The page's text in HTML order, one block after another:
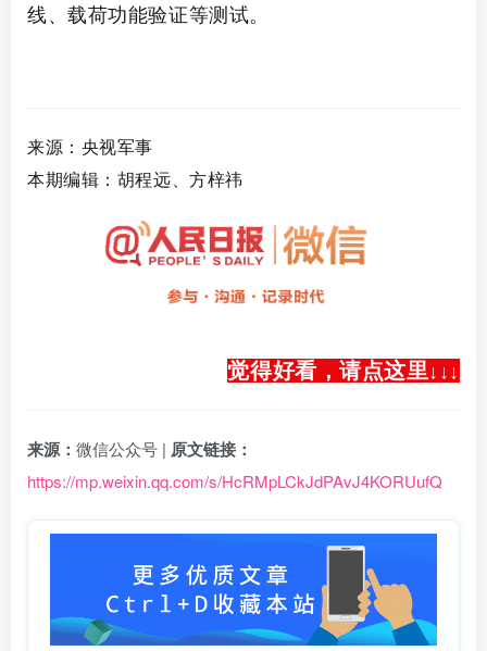
线、载荷功能验证等测试。
来源：央视军事
本期编辑：胡程远、方梓祎
觉得好看，请点这里↓ ↓ ↓
来源： 微信公众号 | 原文链接：
https://mp.weixin.qq.com/s/HcRMpLCkJdPAvJ4KORUufQ